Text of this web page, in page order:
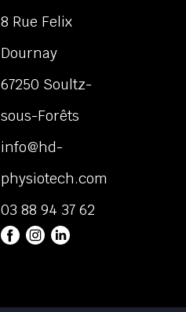
8 Rue Felix
Dournay
67250 Soultz-
sous-Forêts
info@hd-
physiotech.com
03 88 94 37 62